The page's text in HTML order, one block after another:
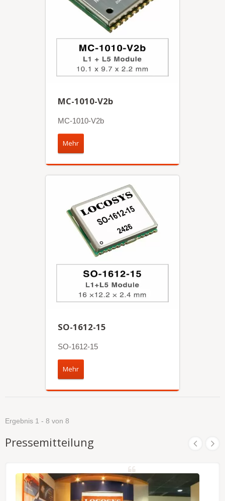
MC-1010-V2b
MC-1010-V2b
Mehr
SO-1612-15
SO-1612-15
Mehr
Ergebnis 1 - 8 von 8
Pressemitteilung